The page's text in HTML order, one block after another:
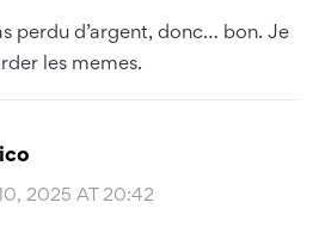
perdu d’argent, donc… bon. Je
les memes.
2025 AT 20:42